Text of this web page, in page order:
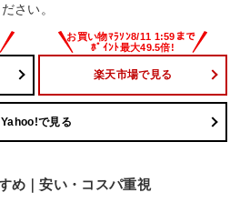
さい。
楽天市場で見る
Yahoo!で見る
め｜安い・コスパ重視